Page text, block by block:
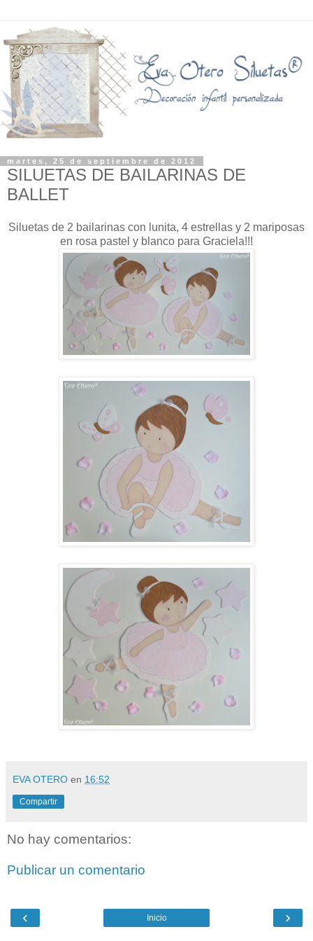
martes, 25 de septiembre de 2012
SILUETAS DE BAILARINAS DE
BALLET
Siluetas de 2 bailarinas con lunita, 4 estrellas y 2 mariposas
en rosa pastel y blanco para Graciela!!!
EVA OTERO en 16:52
Compartir
No hay comentarios:
Publicar un comentario
‹ ›
Inicio